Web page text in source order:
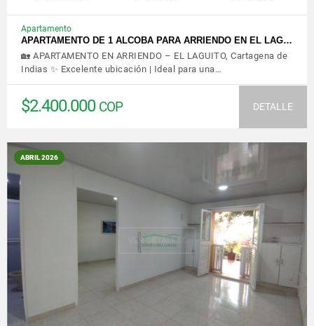
Apartamento
APARTAMENTO DE 1 ALCOBA PARA ARRIENDO EN EL LAG…
🏡 APARTAMENTO EN ARRIENDO – EL LAGUITO, Cartagena de
Indias ✨ Excelente ubicación | Ideal para una…
$2.400.000 COP DETALLE
ABRIL 2026
VER DETALLES